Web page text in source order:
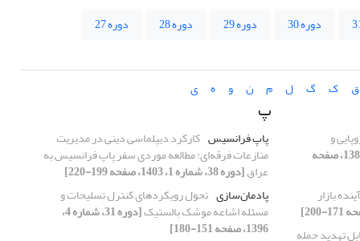
دوره 30 دوره 29 دوره 28 دوره 27
ق ک گ ل م ن و ه ی
و
[دوره 23، شماره 4، 1388، صفحه
بازار
تهدید حمله
پ
پاپ فرانسیس کارکرد دیپلماسی دینی در مدیریت
منازعات فرقه‌ای: مطالعه موردی سفر پاپ فرانسیس به
عراق[دوره 38، شماره 1، 1403، صفحه 199-220]
پادمان‌سازی تحول رویکردهای کنترل تسلیحات و
مسئله اشاعه موشک بالستیک [دوره 31، شماره 4،
1396، صفحه 151-180]